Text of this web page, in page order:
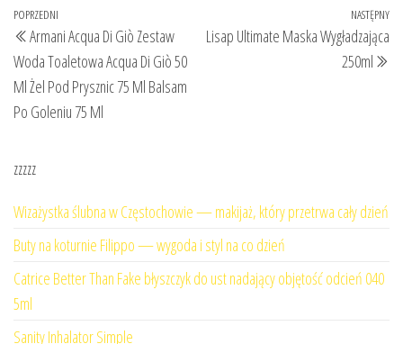
Nawigacja
wpisu
Poprzedni
wpis
POPRZEDNI
Armani Acqua Di Giò Zestaw
Woda Toaletowa Acqua Di Giò 50
Ml Żel Pod Prysznic 75 Ml Balsam
Po Goleniu 75 Ml
NASTĘPNY
Lisap Ultimate Maska Wygładzająca
250ml
zzzzz
Wizażystka ślubna w Częstochowie — makijaż, który przetrwa cały dzień
Buty na koturnie Filippo — wygoda i styl na co dzień
Catrice Better Than Fake błyszczyk do ust nadający objętość odcień 040
5ml
Sanity Inhalator Simple